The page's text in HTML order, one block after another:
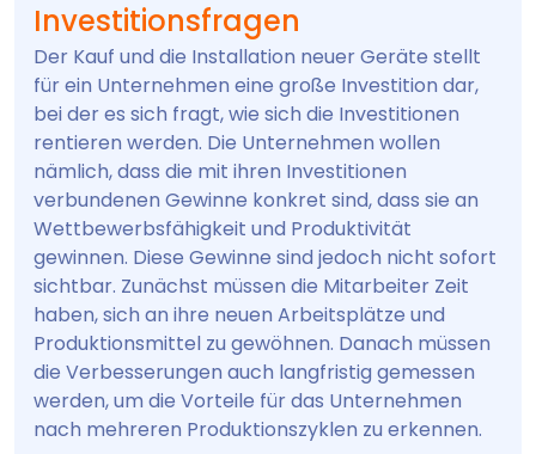
Investitionsfragen
Der Kauf und die Installation neuer Geräte stellt
für ein Unternehmen eine große Investition dar,
bei der es sich fragt, wie sich die Investitionen
rentieren werden. Die Unternehmen wollen
nämlich, dass die mit ihren Investitionen
verbundenen Gewinne konkret sind, dass sie an
Wettbewerbsfähigkeit und Produktivität
gewinnen. Diese Gewinne sind jedoch nicht sofort
sichtbar. Zunächst müssen die Mitarbeiter Zeit
haben, sich an ihre neuen Arbeitsplätze und
Produktionsmittel zu gewöhnen. Danach müssen
die Verbesserungen auch langfristig gemessen
werden, um die Vorteile für das Unternehmen
nach mehreren Produktionszyklen zu erkennen.